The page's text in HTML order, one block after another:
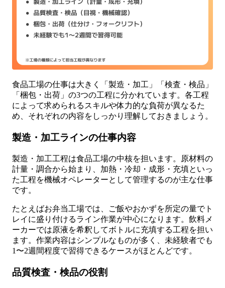
食品工場の仕事は大きく「製造・加工」「検査・検品」
「梱包・出荷」の3つの工程に分かれています。各工程
によって求められるスキルや体力的な負荷が異なるた
め、それぞれの内容をしっかり理解しておきましょう。
製造・加工ラインの仕事内容
製造・加工工程は食品工場の中核を担います。原材料の
計量・調合から始まり、加熱・冷却・成形・充填といっ
た工程を機械オペレーターとして管理するのが主な仕事
です。
たとえばお弁当工場では、ご飯やおかずを所定の量でト
レイに盛り付けるライン作業が中心になります。飲料メ
ーカーでは原液を希釈してボトルに充填する工程を担い
ます。作業内容はシンプルなものが多く、未経験者でも
1〜2週間程度で習得できるケースがほとんどです。
品質検査・検品の役割